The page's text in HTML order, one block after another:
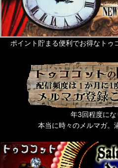
Rose de Reficul et Guiggles
サシェ・芳香剤・入浴剤他
タッセル
猫なもの
うさぎなもの
梟ーふくろうー
zoo 色々動物なもの
ポイント貯まる便利でお得なトゥ
年3回程度にな
本当に時々のメルマガ。